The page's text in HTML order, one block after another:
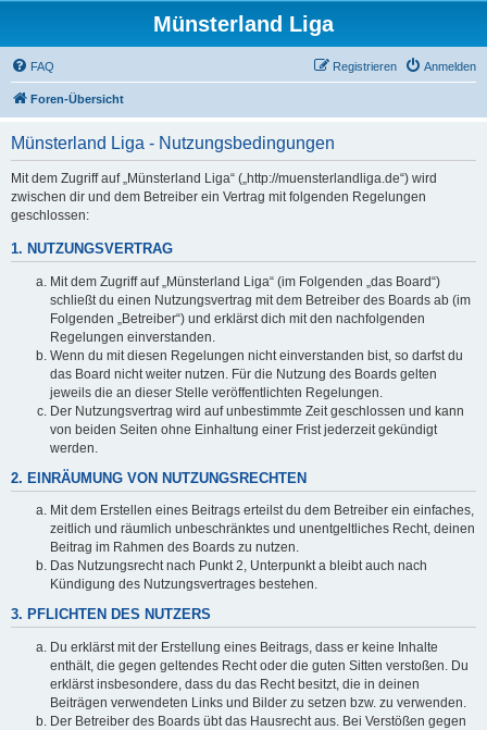
Münsterland Liga
FAQ Anmelden
Registrieren
Foren-Übersicht
Münsterland Liga - Nutzungsbedingungen
Mit dem Zugriff auf „Münsterland Liga“ („http://muensterlandliga.de“) wird
zwischen dir und dem Betreiber ein Vertrag mit folgenden Regelungen
geschlossen:
1. NUTZUNGSVERTRAG
Mit dem Zugriff auf „Münsterland Liga“ (im Folgenden „das Board“)
schließt du einen Nutzungsvertrag mit dem Betreiber des Boards ab (im
Folgenden „Betreiber“) und erklärst dich mit den nachfolgenden
Regelungen einverstanden.
Wenn du mit diesen Regelungen nicht einverstanden bist, so darfst du
das Board nicht weiter nutzen. Für die Nutzung des Boards gelten
jeweils die an dieser Stelle veröffentlichten Regelungen.
Der Nutzungsvertrag wird auf unbestimmte Zeit geschlossen und kann
von beiden Seiten ohne Einhaltung einer Frist jederzeit gekündigt
werden.
2. EINRÄUMUNG VON NUTZUNGSRECHTEN
Mit dem Erstellen eines Beitrags erteilst du dem Betreiber ein einfaches,
zeitlich und räumlich unbeschränktes und unentgeltliches Recht, deinen
Beitrag im Rahmen des Boards zu nutzen.
Das Nutzungsrecht nach Punkt 2, Unterpunkt a bleibt auch nach
Kündigung des Nutzungsvertrages bestehen.
3. PFLICHTEN DES NUTZERS
Du erklärst mit der Erstellung eines Beitrags, dass er keine Inhalte
enthält, die gegen geltendes Recht oder die guten Sitten verstoßen. Du
erklärst insbesondere, dass du das Recht besitzt, die in deinen
Beiträgen verwendeten Links und Bilder zu setzen bzw. zu verwenden.
Der Betreiber des Boards übt das Hausrecht aus. Bei Verstößen gegen